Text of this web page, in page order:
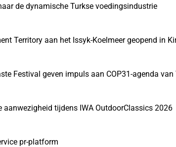
de dynamische Turkse voedingsindustrie
Territory aan het Issyk-Koelmeer geopend in
Festival geven impuls aan COP31-agenda van
aanwezigheid tijdens IWA OutdoorClassics 2026
pr-platform